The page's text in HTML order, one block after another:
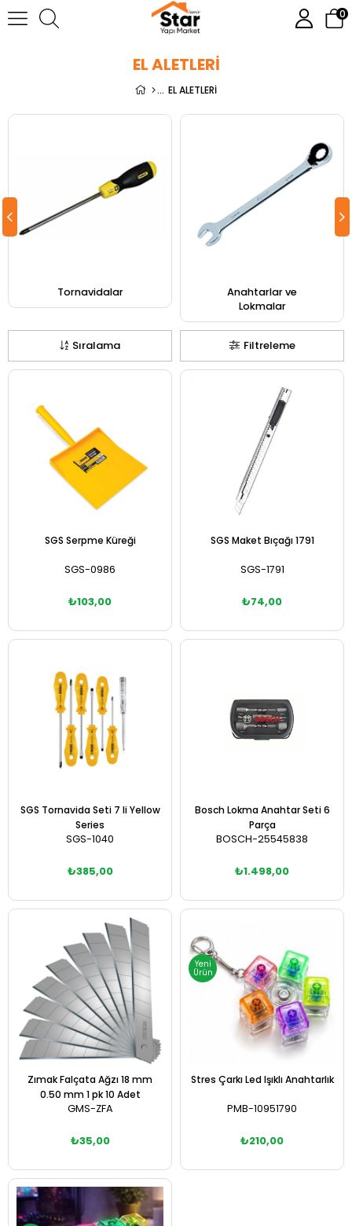
0
EL ALETLERİ
EL ALETLERİ
Tornavidalar
Anahtarlar ve
Lokmalar
Filtreleme
Sıralama
SGS Serpme Küreği
SGS-0986
₺103,00
SGS Maket Bıçağı 1791
SGS-1791
₺74,00
SGS Tornavida Seti 7 li Yellow
Series
SGS-1040
₺385,00
Sepete Ekle
Bosch Lokma Anahtar Seti 6
Parça
BOSCH-25545838
₺1.498,00
Zımak Falçata Ağzı 18 mm
0.50 mm 1 pk 10 Adet
GMS-ZFA
₺35,00
Sepete Ekle
Stres Çarkı Led Işıklı Anahtarlık
PMB-10951790
₺210,00
Yeni
Ürün